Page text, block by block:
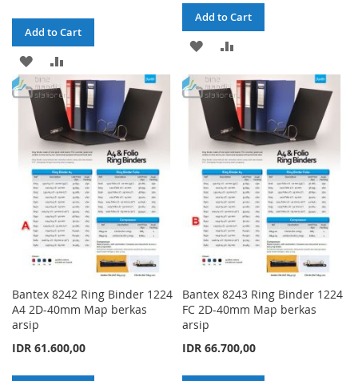
Add to Cart
ADD
TO
WISH
LIST
TO
COMPARE
Add to Cart
ADD
TO
WISH
LIST
TO
COMPARE
Bantex 8242 Ring Binder 1224
A4 2D-40mm Map berkas
arsip
IDR 61.600,00
Bantex 8243 Ring Binder 1224
FC 2D-40mm Map berkas
arsip
IDR 66.700,00